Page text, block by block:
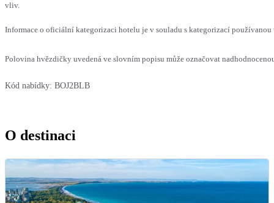
vliv.
Informace o oficiální kategorizaci hotelu je v souladu s kategorizací
Polovina hvězdičky uvedená ve slovním popisu může označovat
Kód nabídky: BOJ2BLB
O destinaci